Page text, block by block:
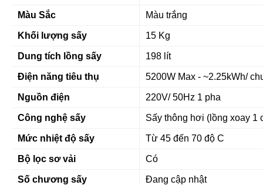
Màu Sắc Màu trắng
Khối lượng sấy 15 Kg
Dung tích lồng sấy 198 lít
Điện năng tiêu thụ 5200W Max - ~2.25kWh/
Nguồn điện 220V/ 50Hz 1 pha
Công nghệ sấy Sấy thông hơi (lồng xoay 1
Mức nhiệt độ sấy Từ 45 đến 70 độ C
Bộ lọc sơ vải Có
Số chương sấy Đang cập nhật